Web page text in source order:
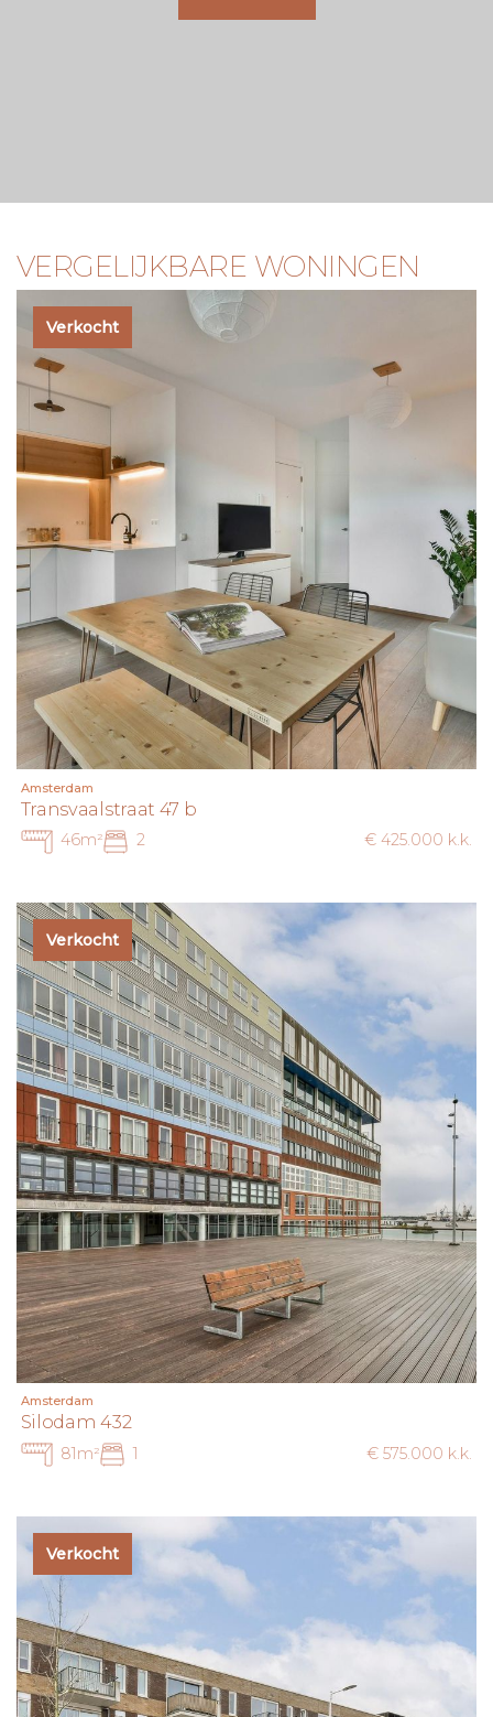
VERGELIJKBARE WONINGEN
Verkocht
Amsterdam
Transvaalstraat 47 b
46m² 2 € 425.000 k.k.
Verkocht
Amsterdam
Silodam 432
81m² 1 € 575.000 k.k.
Verkocht